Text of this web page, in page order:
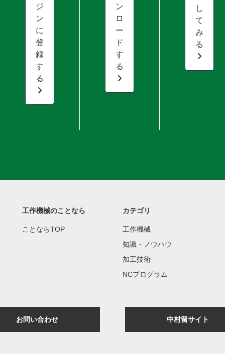
ジ
ン
に
登
録
す
る
ン
ロ
ー
ド
す
る
し
て
み
る
工作機械のことなら
ことならTOP
カテゴリ
工作機械
知識・ノウハウ
加工技術
NCプログラム
お問い合わせ 中村留サイト